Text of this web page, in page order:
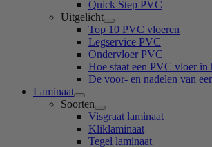
Quick Step PVC
Uitgelicht
Top 10 PVC vloeren
Legservice PVC
Ondervloer PVC
Hoe staat een PVC vloer in
De voor- en nadelen van
Laminaat
Soorten
Visgraat laminaat
Kliklaminaat
Tegel laminaat